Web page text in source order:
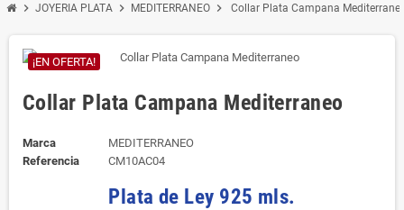
chevron_right JOYERIA PLATA chevron_right MEDITERRANEO chevron_right Collar Plata Campana
¡EN OFERTA!
Collar Plata Campana Mediterraneo
Marca
MEDITERRANEO
Referencia
CM10AC04
Plata de Ley 925 mls.